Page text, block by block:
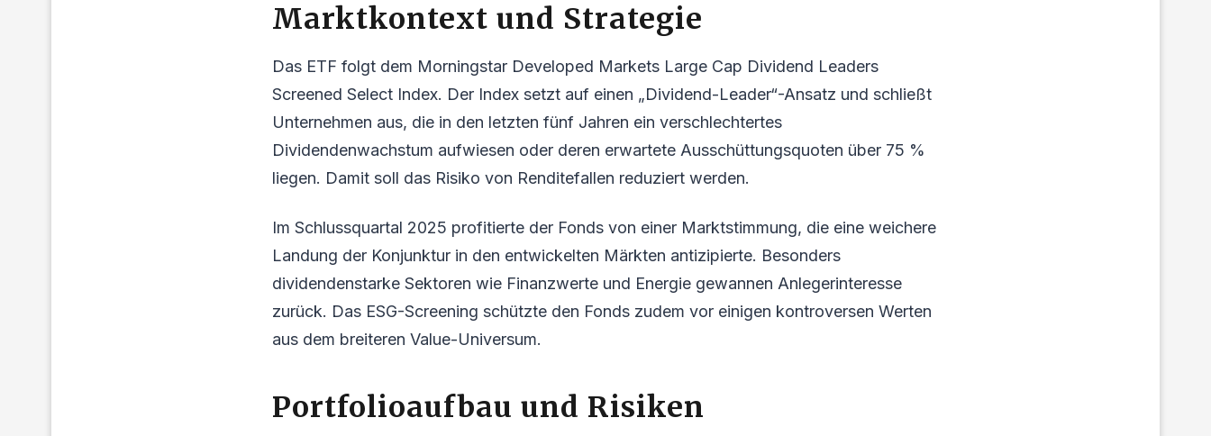
Marktkontext und Strategie
Das ETF folgt dem Morningstar Developed Markets Large Cap Dividend Leaders
Screened Select Index. Der Index setzt auf einen „Dividend-Leader“-Ansatz und schließt
Unternehmen aus, die in den letzten fünf Jahren ein verschlechtertes
Dividendenwachstum aufwiesen oder deren erwartete Ausschüttungsquoten über 75 %
liegen. Damit soll das Risiko von Renditefallen reduziert werden.
Im Schlussquartal 2025 profitierte der Fonds von einer Marktstimmung, die eine weichere
Landung der Konjunktur in den entwickelten Märkten antizipierte. Besonders
dividendenstarke Sektoren wie Finanzwerte und Energie gewannen Anlegerinteresse
zurück. Das ESG-Screening schützte den Fonds zudem vor einigen kontroversen Werten
aus dem breiteren Value-Universum.
Portfolioaufbau und Risiken